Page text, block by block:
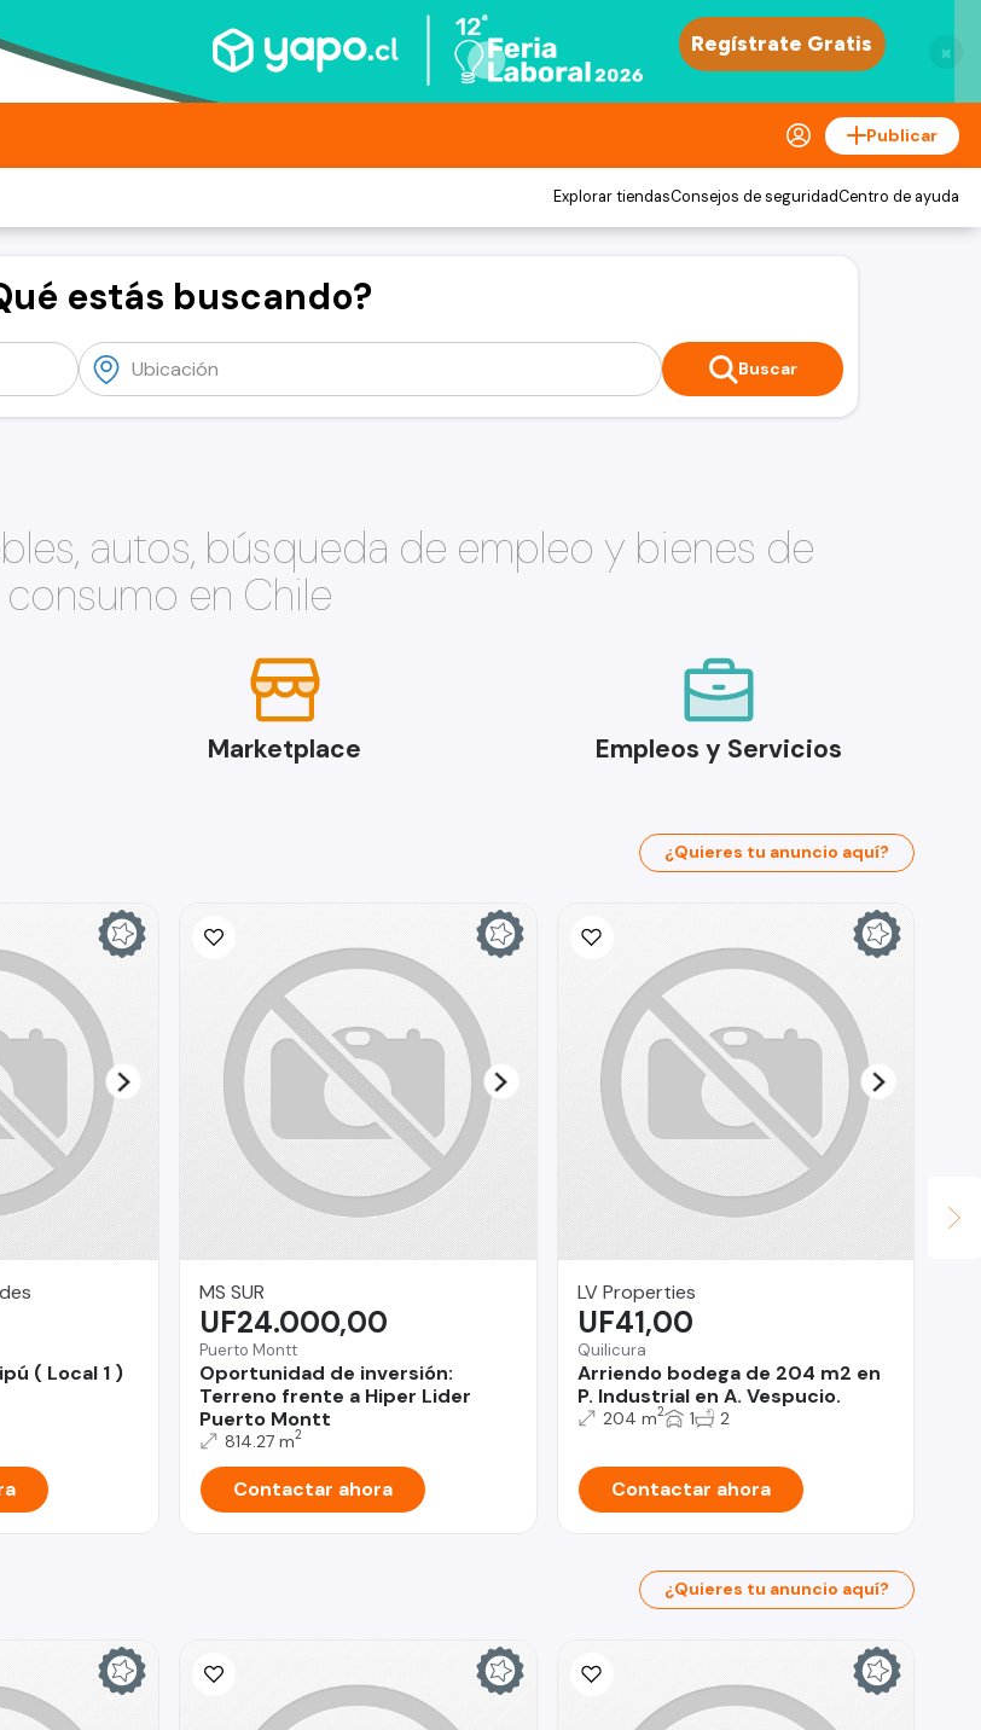
×
Publicar
Explorar tiendasConsejos de seguridadCentro de ayuda
estás buscando?
Buscar
autos, búsqueda de empleo y bienes de
consumo en Chile
Marketplace Empleos y Servicios
¿Quieres tu anuncio aquí?
( Local 1 )
MS SUR
Puerto Montt
Oportunidad de inversión:
Terreno frente a Hiper Lider
Puerto Montt
UF24.000,00
814.27 m2
Contactar ahora
LV Properties
Quilicura
Arriendo bodega de 204 m2 en
P. Industrial en A. Vespucio.
UF41,00
204 m2 1 2
Contactar ahora
¿Quieres tu anuncio aquí?